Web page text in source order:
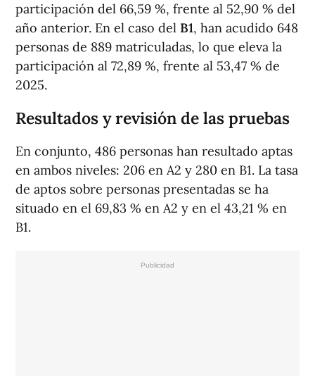
participación del 66,59 %, frente al 52,90 % del
año anterior. En el caso del B1, han acudido 648
personas de 889 matriculadas, lo que eleva la
participación al 72,89 %, frente al 53,47 % de
2025.
Resultados y revisión de las pruebas
En conjunto, 486 personas han resultado aptas
en ambos niveles: 206 en A2 y 280 en B1. La tasa
de aptos sobre personas presentadas se ha
situado en el 69,83 % en A2 y en el 43,21 % en
B1.